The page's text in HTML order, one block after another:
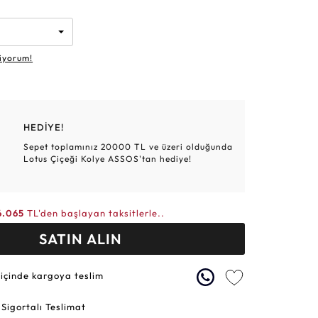
Elmas Bilezikler
Altın Tesbihler
Altın Hasır Setler
Violet
HEDİYE!
Sepet toplamınız 20000 TL ve üzeri olduğunda
Lotus Çiçeği Kolye ASSOS'tan hediye!
TL'den başlayan taksitlerle..
SATIN ALIN
kargoya teslim
Teslimat